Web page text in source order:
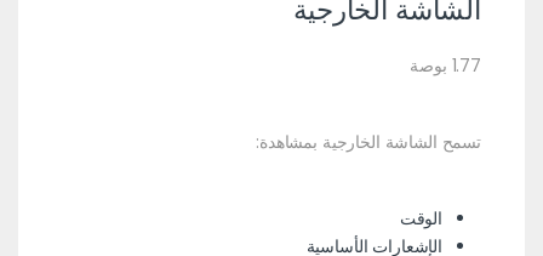
الشاشة الخارجية
1.77 بوصة
تسمح الشاشة الخارجية بمشاهدة:
الوقت
الإشعارات الأساسية